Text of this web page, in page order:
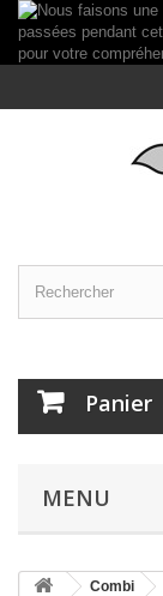
Panier
MENU
Combi